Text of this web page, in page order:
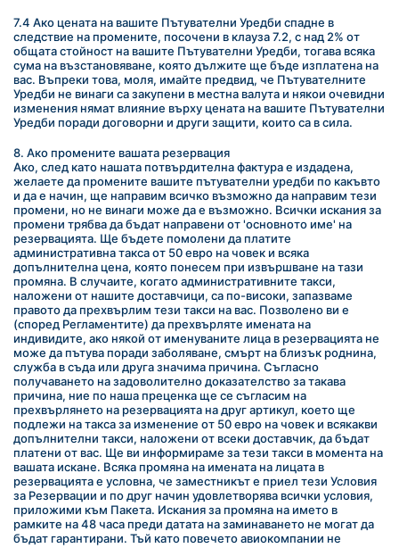
7.4 Ако цената на вашите Пътувателни Уредби спадне в
следствие на промените, посочени в клауза 7.2, с над 2% от
общата стойност на вашите Пътувателни Уредби, тогава всяка
сума на възстановяване, която дължите ще бъде изплатена на
вас. Въпреки това, моля, имайте предвид, че Пътувателните
Уредби не винаги са закупени в местна валута и някои очевидни
изменения нямат влияние върху цената на вашите Пътувателни
Уредби поради договорни и други защити, които са в сила.
8. Ако промените вашата резервация
Ако, след като нашата потвърдителна фактура е издадена,
желаете да промените вашите пътувателни уредби по какъвто
и да е начин, ще направим всичко възможно да направим тези
промени, но не винаги може да е възможно. Всички искания за
промени трябва да бъдат направени от 'основното име' на
резервацията. Ще бъдете помолени да платите
административна такса от 50 евро на човек и всяка
допълнителна цена, която понесем при извършване на тази
промяна. В случаите, когато административните такси,
наложени от нашите доставчици, са по-високи, запазваме
правото да прехвърлим тези такси на вас. Позволено ви е
(според Регламентите) да прехвърляте имената на
индивидите, ако някой от именуваните лица в резервацията не
може да пътува поради заболяване, смърт на близък роднина,
служба в съда или друга значима причина. Съгласно
получаването на задоволително доказателство за такава
причина, ние по наша преценка ще се съгласим на
прехвърлянето на резервацията на друг артикул, което ще
подлежи на такса за изменение от 50 евро на човек и всякакви
допълнителни такси, наложени от всеки доставчик, да бъдат
платени от вас. Ще ви информираме за тези такси в момента на
вашата искане. Всяка промяна на имената на лицата в
резервацията е условна, че заместникът е приел тези Условия
за Резервации и по друг начин удовлетворява всички условия,
приложими към Пакета. Искания за промяна на името в
рамките на 48 часа преди датата на заминаването не могат да
бъдат гарантирани. Тъй като повечето авиокомпании не